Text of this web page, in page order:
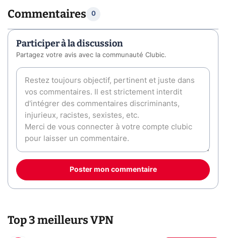
Commentaires 0
Participer à la discussion
Partagez votre avis avec la communauté Clubic.
Poster mon commentaire
Top 3 meilleurs VPN